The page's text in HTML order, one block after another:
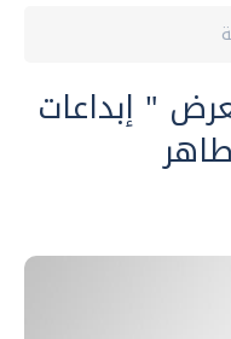
" إبداعات